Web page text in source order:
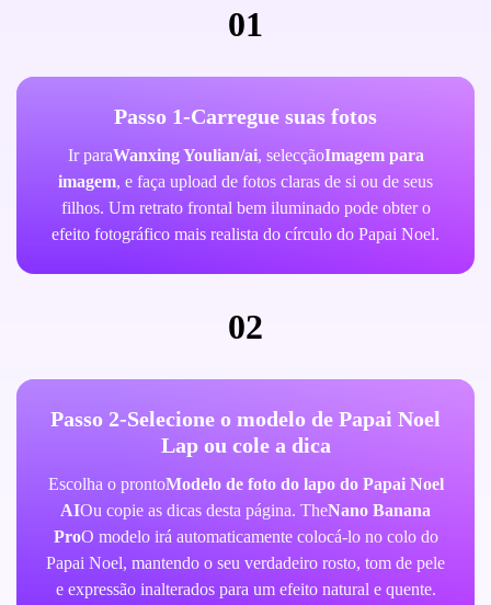
01
Passo 1-Carregue suas fotos
Ir paraWanxing Youlian/ai, selecçãoImagem para
imagem, e faça upload de fotos claras de si ou de seus
filhos. Um retrato frontal bem iluminado pode obter o
efeito fotográfico mais realista do círculo do Papai Noel.
02
Passo 2-Selecione o modelo de Papai Noel
Lap ou cole a dica
Escolha o prontoModelo de foto do lapo do Papai Noel
AIOu copie as dicas desta página. TheNano Banana
ProO modelo irá automaticamente colocá-lo no colo do
Papai Noel, mantendo o seu verdadeiro rosto, tom de pele
e expressão inalterados para um efeito natural e quente.